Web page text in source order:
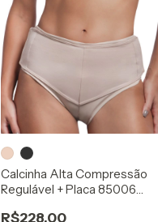
Calcinha Alta Compressão
Regulável + Placa 85006
R$228,00